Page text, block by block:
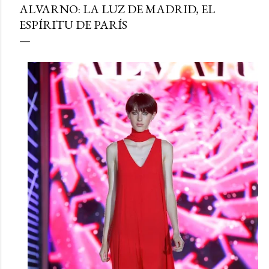
ALVARNO: LA LUZ DE MADRID, EL
ESPÍRITU DE PARÍS